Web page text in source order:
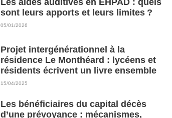
Les aides auditives en EHPAD : quels
sont leurs apports et leurs limites ?
05/01/2026
Projet intergénérationnel à la
résidence Le Monthéard : lycéens et
résidents écrivent un livre ensemble
15/04/2025
Les bénéficiaires du capital décès
d’une prévoyance : mécanismes,